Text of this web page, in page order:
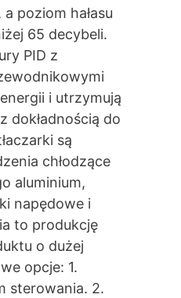
poziom hałasu
65 decybeli.
PID z
i utrzymują
dokładnością do
są
chłodzące
aluminium,
napędowe i
to produkcję
o dużej
opcje: 1.
sterowania. 2.